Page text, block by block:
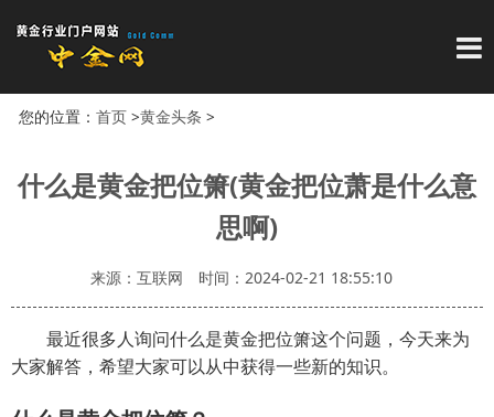
导
您的位置： 首页>黄金头条 >
什么是黄金把位箫(黄金把位萧是什么意
思啊)
来源：互联网 时间：2024-02-21 18:55:10
最近很多人询问什么是黄金把位箫这个问题，今天来为
大家解答，希望大家可以从中获得一些新的知识。